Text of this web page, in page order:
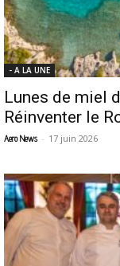
- A LA UNE
Lunes de miel
Réinventer le
Aero News - 17 juin 2026